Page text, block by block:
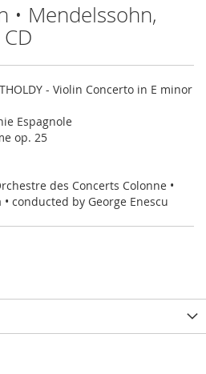
• Mendelssohn,
- Violin Concerto in E minor
Espagnole
op. 25
des Concerts Colonne •
conducted by George Enescu